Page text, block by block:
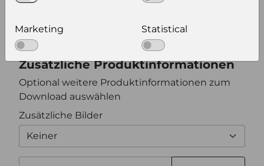
Zusätzliche Produktinformationen
Optional weitere Produktinformationen zum
Download auswählen
Zusätzliche Bilder
Keiner
Marketing Statistical